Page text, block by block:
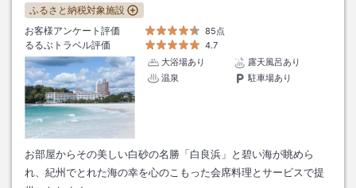
ふるさと納税対象施設
お客様アンケート評価
85点
るるぶトラベル評価
4.7
大浴場あり
露天風呂あり
温泉
駐車場あり
お部屋からその美しい白砂の名勝「白良浜」と碧い海が眺めら
れ、紀州でとれた海の幸を心のこもった会席料理とサービスで提